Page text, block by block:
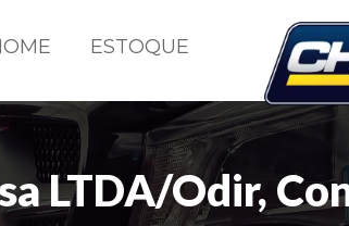
ESTOQUE
LTDA/Odir,